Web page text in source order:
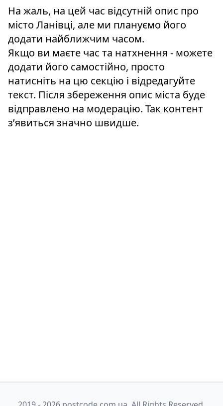
На жаль, на цей час відсутній опис про
місто Ланівці, але ми плануємо його
додати найближчим часом.
Якщо ви маєте час та натхнення - можете
додати його самостійно, просто
натисніть на цю секцію і відредагуйте
текст. Після збереження опис міста буде
відправлено на модерацію. Так контент
зʼявиться значно швидше.